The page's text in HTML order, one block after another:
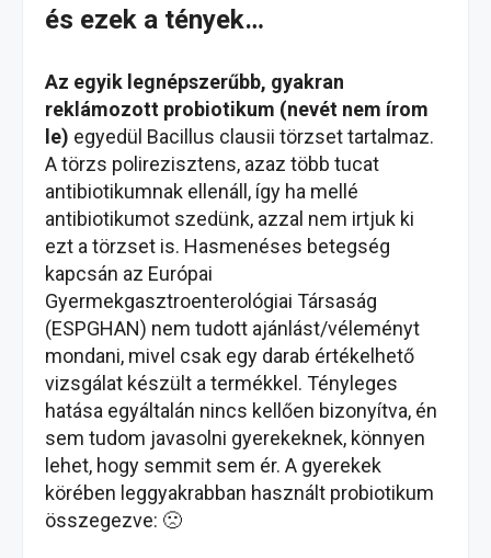
és ezek a tények…
Az egyik legnépszerűbb, gyakran
reklámozott probiotikum (nevét nem írom
le) egyedül Bacillus clausii törzset tartalmaz.
A törzs polirezisztens, azaz több tucat
antibiotikumnak ellenáll, így ha mellé
antibiotikumot szedünk, azzal nem irtjuk ki
ezt a törzset is. Hasmenéses betegség
kapcsán az Európai
Gyermekgasztroenterológiai Társaság
(ESPGHAN) nem tudott ajánlást/véleményt
mondani, mivel csak egy darab értékelhető
vizsgálat készült a termékkel. Tényleges
hatása egyáltalán nincs kellően bizonyítva, én
sem tudom javasolni gyerekeknek, könnyen
lehet, hogy semmit sem ér. A gyerekek
körében leggyakrabban használt probiotikum
összegezve: 🙁